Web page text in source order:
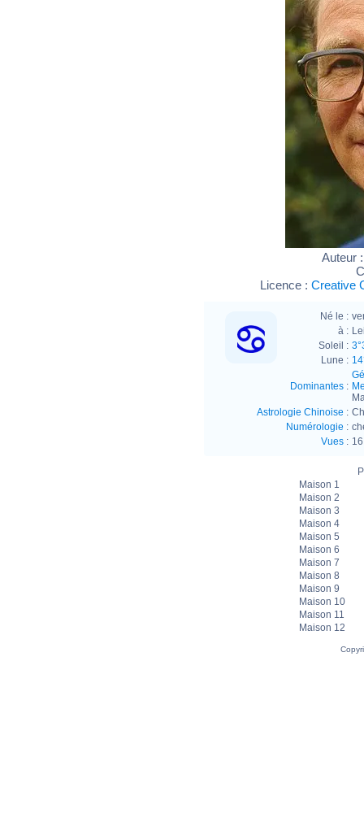
Auteur
Licence : Creative
Né le :
à :
Soleil :
Lune :
Dominantes:
Astrologie Chinoise :
Numérologie :
Vues:
Maison 1
Maison 2
Maison 3
Maison 4
Maison 5
Maison 6
Maison 7
Maison 8
Maison 9
Maison 10
Maison 11
Maison 12